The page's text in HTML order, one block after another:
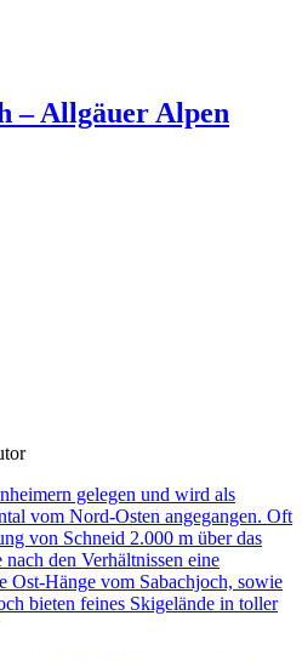
– Allgäuer Alpen
gelegen und wird als
vom Nord-Osten angegangen. Oft
von Schneid 2.000 m über das
den Verhältnissen eine
Ost-Hänge vom Sabachjoch, sowie
bieten feines Skigelände in toller